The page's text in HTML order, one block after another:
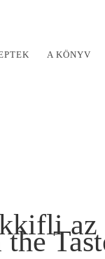
A KÖNYV
az